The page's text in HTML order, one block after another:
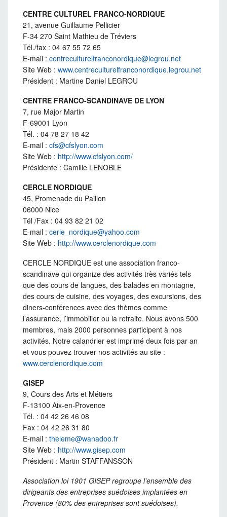
CENTRE CULTUREL FRANCO-NORDIQUE
21, avenue Guillaume Pellicier
F-34 270 Saint Mathieu de Tréviers
Tél./fax : 04 67 55 72 65
E-mail : centreculturelfranconordique@legrou.net
Site Web : www.centreculturelfranconordique.legrou.net
Président : Martine Daniel LEGROU
CENTRE FRANCO-SCANDINAVE DE LYON
7, rue Major Martin
F-69001 Lyon
Tél. : 04 78 27 18 42
E-mail : cfs@cfslyon.com
Site Web : http://www.cfslyon.com/
Présidente : Camille LENOBLE
CERCLE NORDIQUE
45, Promenade du Paillon
06000 Nice
Tél /Fax : 04 93 82 21 02
E-mail : cerle_nordique@yahoo.com
Site Web : http://www.cerclenordique.com
CERCLE NORDIQUE est une association franco-
scandinave qui organize des activités très variés tels
que des cours de langues, des balades en montagne,
des cours de cuisine, des voyages, des excursions, des
diners-conférences avec des thèmes comme
l’assurance, l’immobilier ou la retraite. Nous avons 500
membres, mais 2000 personnes participent à nos
activités. Notre calandrier est imprimé deux fois par an
et vous pouvez trouver nos activités au site :
www.cerclenordique.com
GISEP
9, Cours des Arts et Métiers
F-13100 Aix-en-Provence
Tél. : 04 42 26 46 08
Fax : 04 42 26 31 80
E-mail : theleme@wanadoo.fr
Site Web : http://www.gisep.com
Président : Martin STAFFANSSON
Association loi 1901 GISEP regroupe l’ensemble des
dirigeants des entreprises suédoises implantées en
Provence (80% des entreprises sont suédoises).